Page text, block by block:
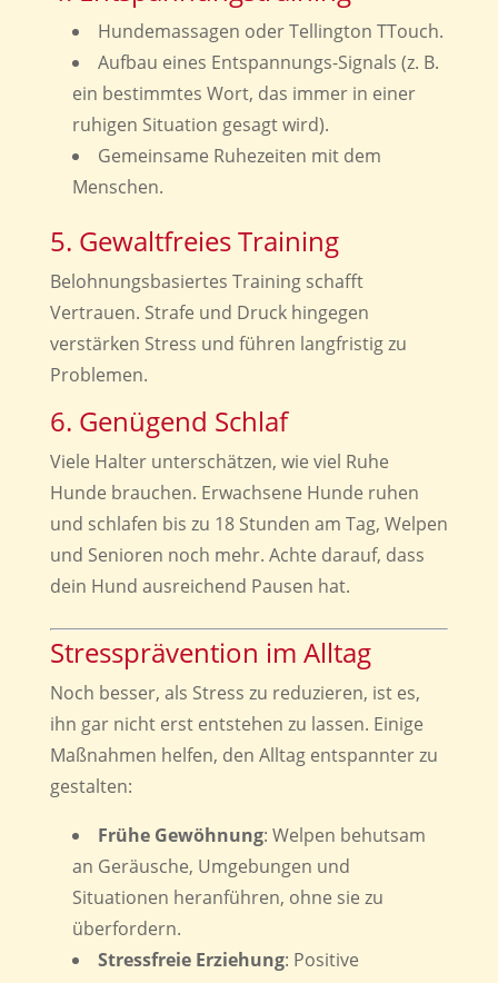
Hundemassagen oder Tellington TTouch.
Aufbau eines Entspannungs-Signals (z. B.
ein bestimmtes Wort, das immer in einer
ruhigen Situation gesagt wird).
Gemeinsame Ruhezeiten mit dem
Menschen.
5. Gewaltfreies Training
Belohnungsbasiertes Training schafft
Vertrauen. Strafe und Druck hingegen
verstärken Stress und führen langfristig zu
Problemen.
6. Genügend Schlaf
Viele Halter unterschätzen, wie viel Ruhe
Hunde brauchen. Erwachsene Hunde ruhen
und schlafen bis zu 18 Stunden am Tag, Welpen
und Senioren noch mehr. Achte darauf, dass
dein Hund ausreichend Pausen hat.
Stressprävention im Alltag
Noch besser, als Stress zu reduzieren, ist es,
ihn gar nicht erst entstehen zu lassen. Einige
Maßnahmen helfen, den Alltag entspannter zu
gestalten:
Frühe Gewöhnung: Welpen behutsam
an Geräusche, Umgebungen und
Situationen heranführen, ohne sie zu
überfordern.
Stressfreie Erziehung: Positive